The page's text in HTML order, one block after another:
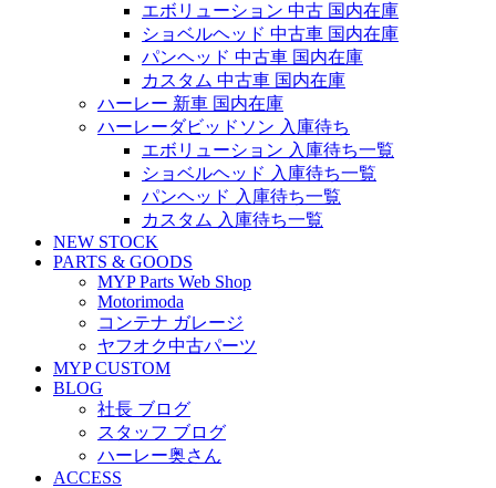
エボリューション 中古 国内在庫
ショベルヘッド 中古車 国内在庫
パンヘッド 中古車 国内在庫
カスタム 中古車 国内在庫
ハーレー 新車 国内在庫
ハーレーダビッドソン 入庫待ち
エボリューション 入庫待ち一覧
ショベルヘッド 入庫待ち一覧
パンヘッド 入庫待ち一覧
カスタム 入庫待ち一覧
NEW STOCK
PARTS & GOODS
MYP Parts Web Shop
Motorimoda
コンテナ ガレージ
ヤフオク中古パーツ
MYP CUSTOM
BLOG
社長 ブログ
スタッフ ブログ
ハーレー奥さん
ACCESS